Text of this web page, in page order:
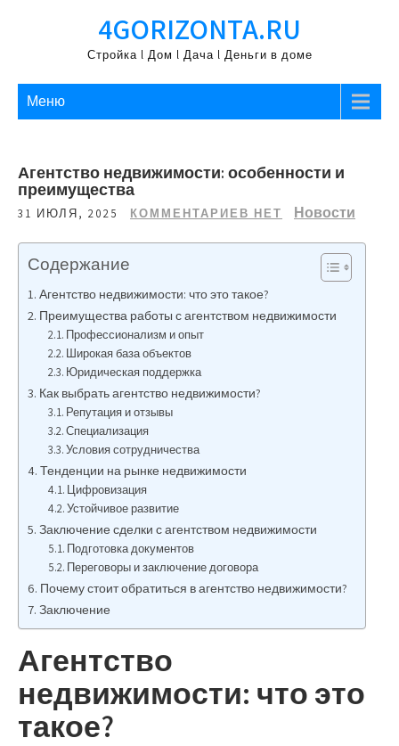
содержимому
4GORIZONTA.RU
Стройка l Дом l Дача l Деньги в доме
Меню
Агентство недвижимости: особенности и
преимущества
31 ИЮЛЯ, 2025 КОММЕНТАРИЕВ НЕТ Новости
Содержание
Агентство недвижимости: что это такое?
Преимущества работы с агентством недвижимости
Профессионализм и опыт
Широкая база объектов
Юридическая поддержка
Как выбрать агентство недвижимости?
Репутация и отзывы
Специализация
Условия сотрудничества
Тенденции на рынке недвижимости
Цифровизация
Устойчивое развитие
Заключение сделки с агентством недвижимости
Подготовка документов
Переговоры и заключение договора
Почему стоит обратиться в агентство недвижимости?
Заключение
Агентство
недвижимости: что это
такое?